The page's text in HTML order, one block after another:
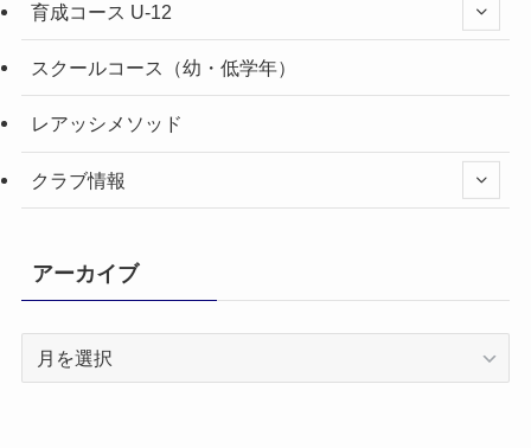
育成コース U-12
スクールコース（幼・低学年）
レアッシメソッド
クラブ情報
アーカイブ